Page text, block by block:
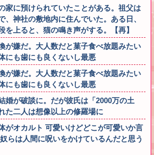
家に預けられていたことがある。祖父は
、神社の敷地内に住んでいた。ある日、
を上ると、猫の鳴き声がする。【再】
が嫌だ。大人数だと菓子食べ放題みたい
にも歯にも良くないし最悪
が嫌だ。大人数だと菓子食べ放題みたい
にも歯にも良くないし最悪
婚が破談に。だが彼氏は「2000万の土
た二人は想像以上の修羅場に
がオカルト 可愛いけどどこが可愛いか言
らは人間に呪いをかけているんだと思う